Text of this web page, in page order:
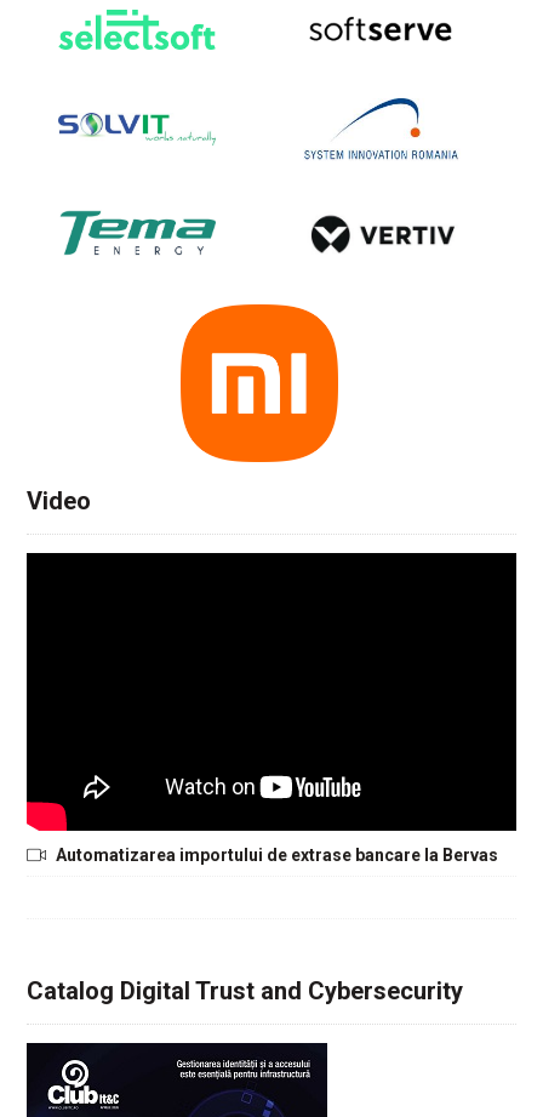
Video
Automatizarea importului de extrase bancare la Bervas
Catalog Digital Trust and Cybersecurity